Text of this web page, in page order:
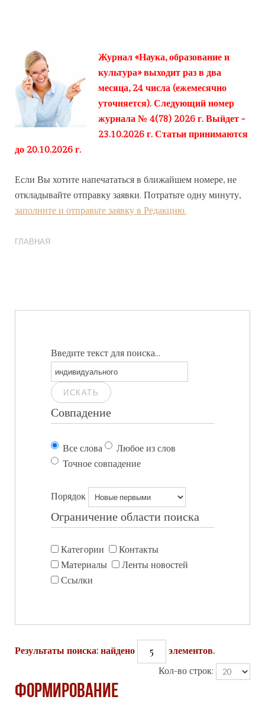
Журнал «Наука, образование и
культура» выходит раз в два
месяца, 24 числа (ежемесячно
уточняется). Следующий номер
журнала № 4(78) 2026 г. Выйдет -
23.10.2026 г. Статьи принимаются
до 20.10.2026 г.
Если Вы хотите напечататься в ближайшем номере, не
откладывайте отправку заявки. Потратьте одну минуту,
заполните и отправьте заявку в Редакцию.
ГЛАВНАЯ
Введите текст для поиска...
ИСКАТЬ
Совпадение
Все слова
Любое из слов
Точное совпадение
Порядок
Ограничение области поиска
Категории
Контакты
Материалы
Ленты новостей
Ссылки
Результаты поиска: найдено 5
элементов.
Кол-во строк:
ФОРМИРОВАНИЕ